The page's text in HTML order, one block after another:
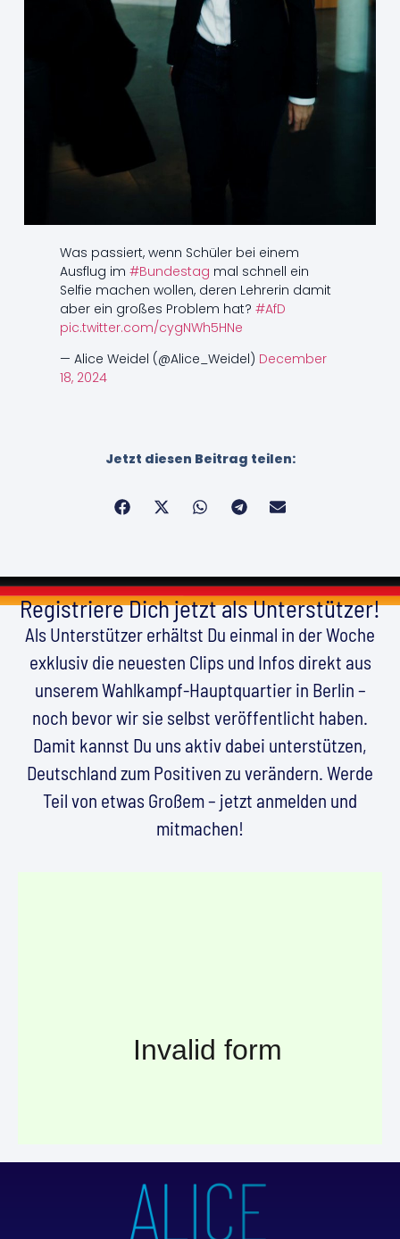
Was passiert, wenn Schüler bei einem
Ausflug im #Bundestag mal schnell ein
Selfie machen wollen, deren Lehrerin damit
aber ein großes Problem hat? #AfD
pic.twitter.com/cygNWh5HNe
— Alice Weidel (@Alice_Weidel) December
18, 2024
Jetzt diesen Beitrag teilen:
Registriere Dich jetzt als Unterstützer!
Als Unterstützer erhältst Du einmal in der Woche
exklusiv die neuesten Clips und Infos direkt aus
unserem Wahlkampf-Hauptquartier in Berlin –
noch bevor wir sie selbst veröffentlicht haben.
Damit kannst Du uns aktiv dabei unterstützen,
Deutschland zum Positiven zu verändern. Werde
Teil von etwas Großem – jetzt anmelden und
mitmachen!